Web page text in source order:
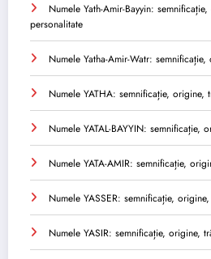
Numele Yath-Amir-Bayyin:
personalitate
Numele Yatha-Amir-Watr:
Numele YATHA: semnificație, origine,
Numele YATAL-BAYYIN: semnificație,
Numele YATA-AMIR: semnificație,
Numele YASSER: semnificație,
Numele YASIR: semnificație, origine,